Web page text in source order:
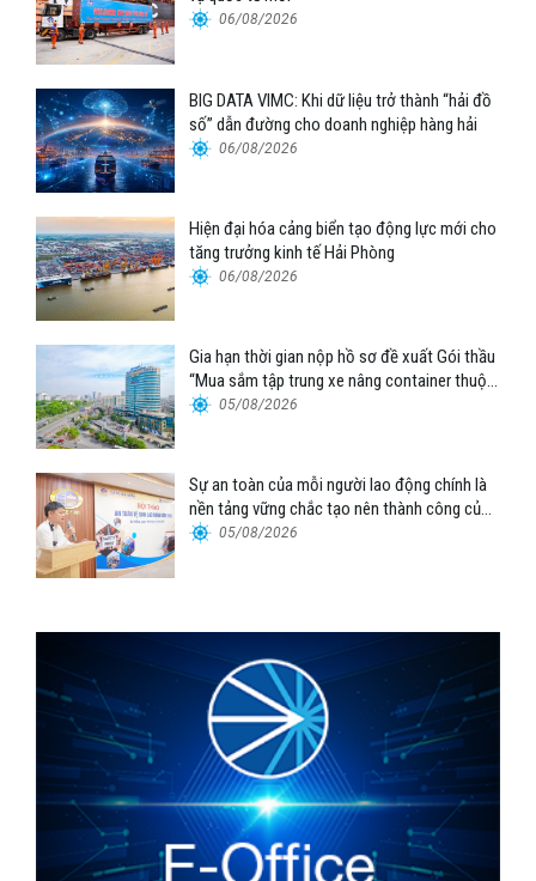
06/08/2026
BIG DATA VIMC: Khi dữ liệu trở thành “hải đồ
số” dẫn đường cho doanh nghiệp hàng hải
06/08/2026
Hiện đại hóa cảng biển tạo động lực mới cho
tăng trưởng kinh tế Hải Phòng
06/08/2026
Gia hạn thời gian nộp hồ sơ đề xuất Gói thầu
“Mua sắm tập trung xe nâng container thuộc
Tổng công ty Hàng hải Việt Nam – CTCP”
05/08/2026
Sự an toàn của mỗi người lao động chính là
nền tảng vững chắc tạo nên thành công của
Cảng Đà Nẵng
05/08/2026